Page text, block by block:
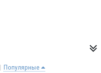
Популярные